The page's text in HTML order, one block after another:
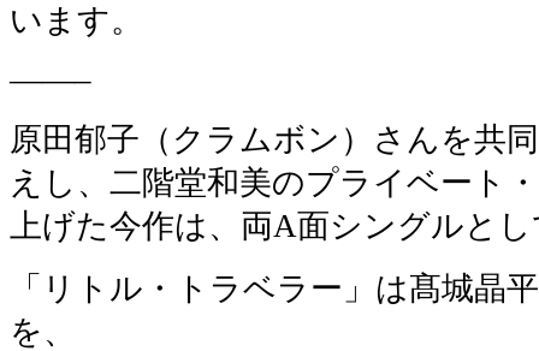
います。
——–
原田郁子（クラムボン）さんを共
えし、二階堂和美のプライベート
上げた今作は、両A面シングルと
「リトル・トラベラー」は髙城晶
を、